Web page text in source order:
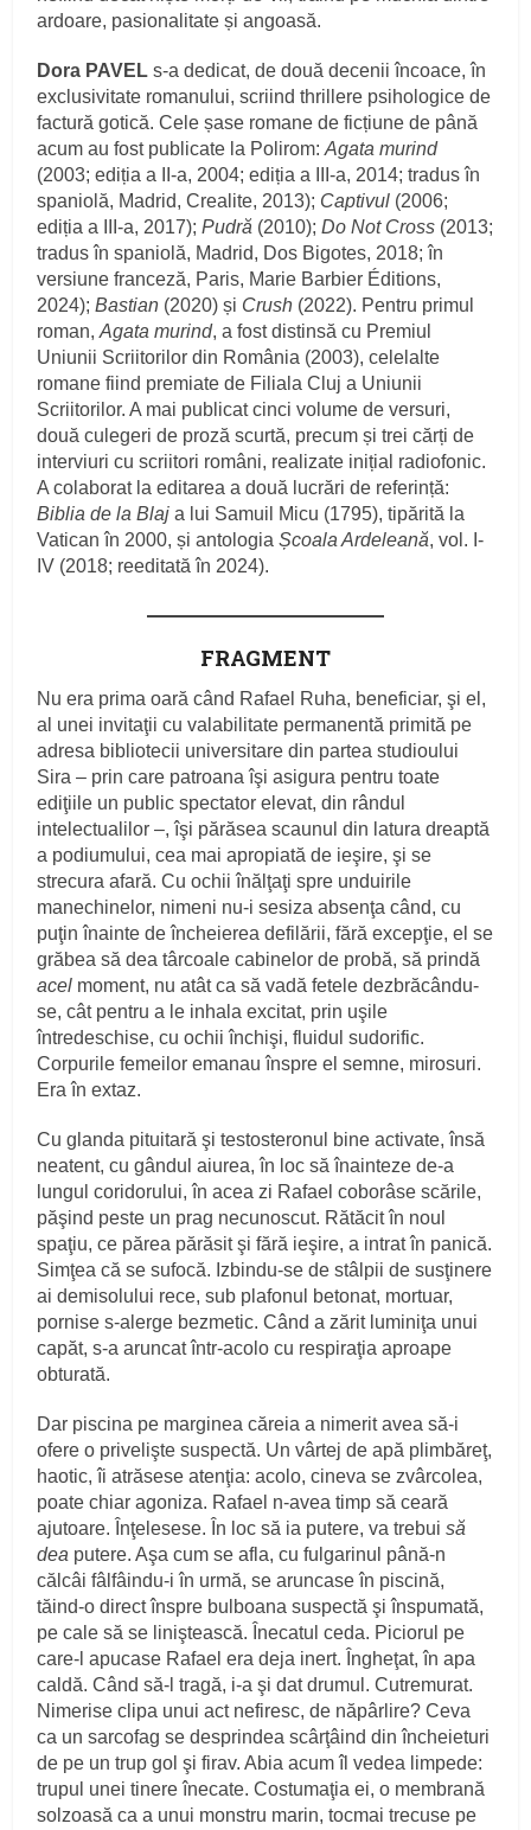
ardoare, pasionalitate și angoasă.
Dora PAVEL s-a dedicat, de două decenii încoace, în
exclusivitate romanului, scriind thrillere psihologice de
factură gotică. Cele șase romane de ficțiune de până
acum au fost publicate la Polirom:Agata murind
(2003; ediția a II-a, 2004; ediția a III-a, 2014; tradus în
spaniolă, Madrid, Crealite, 2013); Captivul (2006;
ediția a III-a, 2017);Pudră (2010);Do Not Cross (2013;
tradus în spaniolă, Madrid, Dos Bigotes, 2018; în
versiune franceză, Paris, Marie Barbier Éditions,
2024);Bastian (2020) și Crush (2022). Pentru primul
roman,Agata murind, a fost distinsă cu Premiul
Uniunii Scriitorilor din România (2003), celelalte
romane fiind premiate de Filiala Cluj a Uniunii
Scriitorilor. A mai publicat cinci volume de versuri,
două culegeri de proză scurtă, precum și trei cărți de
interviuri cu scriitori români, realizate inițial radiofonic.
A colaborat la editarea a două lucrări de referință:
Biblia de la Blaj a lui Samuil Micu (1795), tipărită la
Vatican în 2000, și antologiaȘcoala Ardeleană, vol. I-
IV (2018; reeditată în 2024).
FRAGMENT
Nu era prima oară când Rafael Ruha, beneficiar, şi el,
al unei invitaţii cu valabilitate permanentă primită pe
adresa bibliotecii universitare din partea studioului
Sira – prin care patroana îşi asigura pentru toate
ediţiile un public spectator elevat, din rândul
intelectualilor –, îşi părăsea scaunul din latura dreaptă
a podiumului, cea mai apropiată de ieşire, şi se
strecura afară. Cu ochii înălţaţi spre unduirile
manechinelor, nimeni nu-i sesiza absenţa când, cu
puţin înainte de încheierea defilării, fără excepţie, el se
grăbea să dea târcoale cabinelor de probă, să prindă
acel moment, nu atât ca să vadă fetele dezbrăcându-
se, cât pentru a le inhala excitat, prin uşile
întredeschise, cu ochii închişi, fluidul sudorific.
Corpurile femeilor emanau înspre el semne, mirosuri.
Era în extaz.
Cu glanda pituitară şi testosteronul bine activate, însă
neatent, cu gândul aiurea, în loc să înainteze de-a
lungul coridorului, în acea zi Rafael coborâse scările,
păşind peste un prag necunoscut. Rătăcit în noul
spaţiu, ce părea părăsit şi fără ieşire, a intrat în panică.
Simţea că se sufocă. Izbindu-se de stâlpii de susţinere
ai demisolului rece, sub plafonul betonat, mortuar,
pornise s-alerge bezmetic. Când a zărit luminiţa unui
capăt, s-a aruncat într-acolo cu respiraţia aproape
obturată.
Dar piscina pe marginea căreia a nimerit avea să-i
ofere o privelişte suspectă. Un vârtej de apă plimbăreţ,
haotic, îi atrăsese atenţia: acolo, cineva se zvârcolea,
poate chiar agoniza. Rafael n-avea timp să ceară
ajutoare. Înţelesese. În loc să ia putere, va trebuisă
dea putere. Aşa cum se afla, cu fulgarinul până-n
călcâi fâlfâindu-i în urmă, se aruncase în piscină,
tăind-o direct înspre bulboana suspectă şi înspumată,
pe cale să se liniştească. Înecatul ceda. Piciorul pe
care-l apucase Rafael era deja inert. Îngheţat, în apa
caldă. Când să-l tragă, i-a şi dat drumul. Cutremurat.
Nimerise clipa unui act nefiresc, de năpârlire? Ceva
ca un sarcofag se desprindea scârţâind din încheieturi
de pe un trup gol şi firav. Abia acum îl vedea limpede:
trupul unei tinere înecate. Costumaţia ei, o membrană
solzoasă ca a unui monstru marin, tocmai trecuse pe